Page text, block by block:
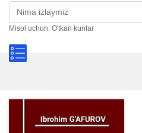
Misol uchun: O'tkan kunlar